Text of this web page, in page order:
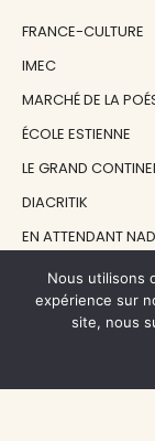
FRANCE-CULTURE
IMEC
MARCHÉ DE LA
ÉCOLE ESTIENNE
LE GRAND
DIACRITIK
EN ATTENDANT
NOS SOUTIENS
Nous utilisons
expérience sur
site, nous